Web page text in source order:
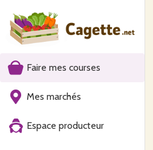
Faire mes courses
Mes marchés
Espace producteur